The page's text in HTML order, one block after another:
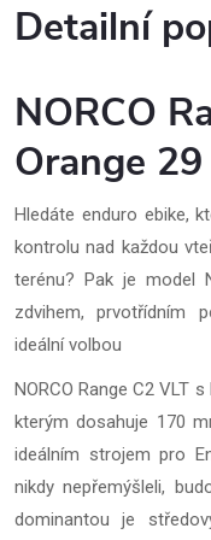
Detailní
NORCO
Orange 29
Hledáte enduro ebike,
kontrolu nad každou
terénu? Pak je model
zdvihem, prvotřídním
ideální volbou
NORCO Range C2 VLT
kterým dosahuje 170
ideálním strojem pro
nikdy nepřemýšleli,
dominantou je